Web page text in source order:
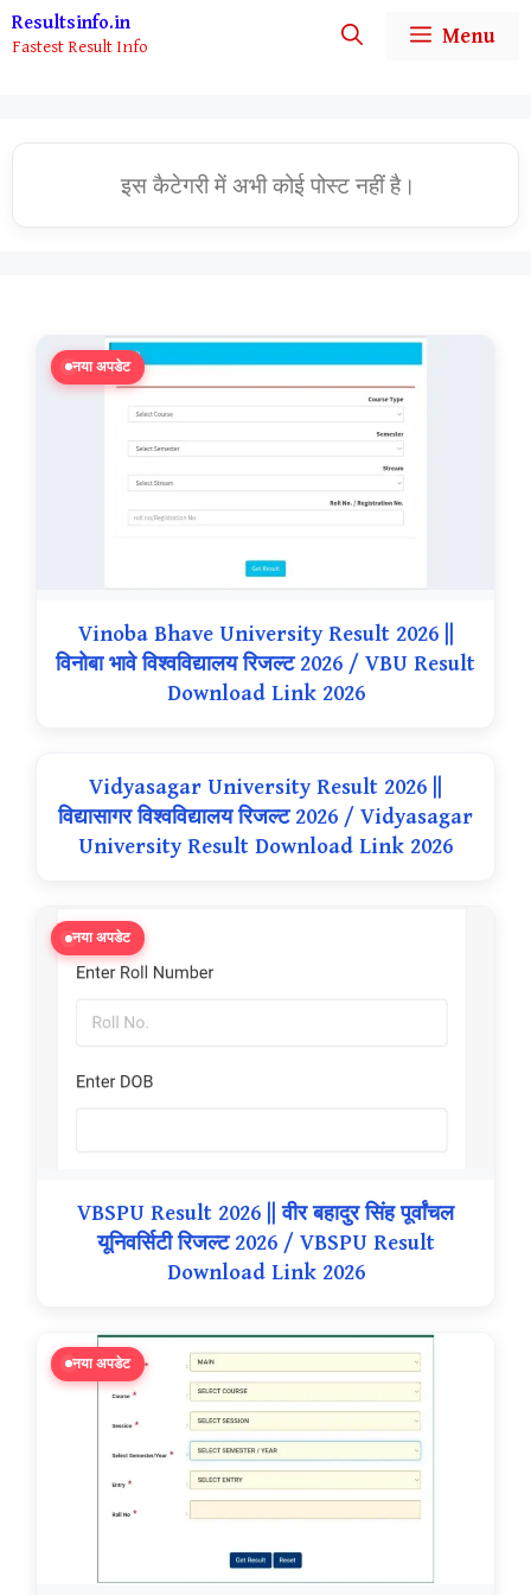
Skip
to
Resultsinfo.in
Fastest Result Info Menu
इस कैटेगरी में अभी कोई पोस्ट नहीं है।
नया अपडेट
Vinoba Bhave University Result 2026 ||
विनोबा भावे विश्वविद्यालय रिजल्ट 2026 / VBU Result
Download Link 2026
Vidyasagar University Result 2026 ||
विद्यासागर विश्वविद्यालय रिजल्ट 2026 / Vidyasagar
University Result Download Link 2026
नया अपडेट
VBSPU Result 2026 || वीर बहादुर सिंह पूर्वांचल
यूनिवर्सिटी रिजल्ट 2026 / VBSPU Result
Download Link 2026
नया अपडेट